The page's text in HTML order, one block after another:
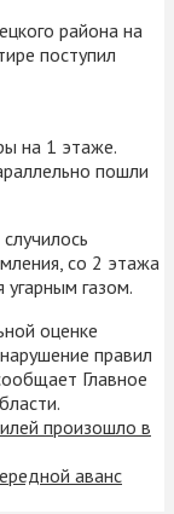
района на
поступил
на 1 этаже.
пошли
со 2 этажа
газом.
оценке
правил
Главное
произошло в
аванс